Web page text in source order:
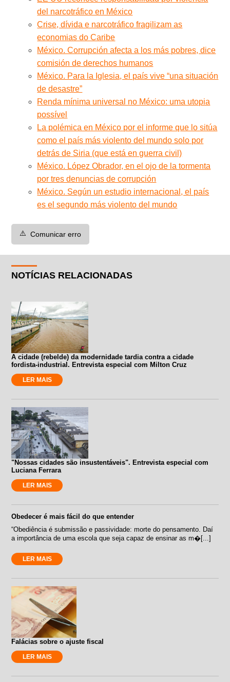
del narcotráfico en México
Crise, dívida e narcotráfico fragilizam as
economias do Caribe
México. Corrupción afecta a los más pobres, dice
comisión de derechos humanos
México. Para la Iglesia, el país vive “una situación
de desastre”
Renda mínima universal no México: uma utopia
possível
La polémica en México por el informe que lo sitúa
como el país más violento del mundo solo por
detrás de Siria (que está en guerra civil)
México. López Obrador, en el ojo de la tormenta
por tres denuncias de corrupción
México. Según un estudio internacional, el país
es el segundo más violento del mundo
⚠️ Comunicar erro
NOTÍCIAS RELACIONADAS
A cidade (rebelde) da modernidade tardia contra a cidade
fordista-industrial. Entrevista especial com Milton Cruz
LER MAIS
"Nossas cidades são insustentáveis". Entrevista especial com
Luciana Ferrara
LER MAIS
Obedecer é mais fácil do que entender
“Obediência é submissão e passividade: morte do pensamento. Daí
a importância de uma escola que seja capaz de ensinar as m�[...]
LER MAIS
Falácias sobre o ajuste fiscal
LER MAIS